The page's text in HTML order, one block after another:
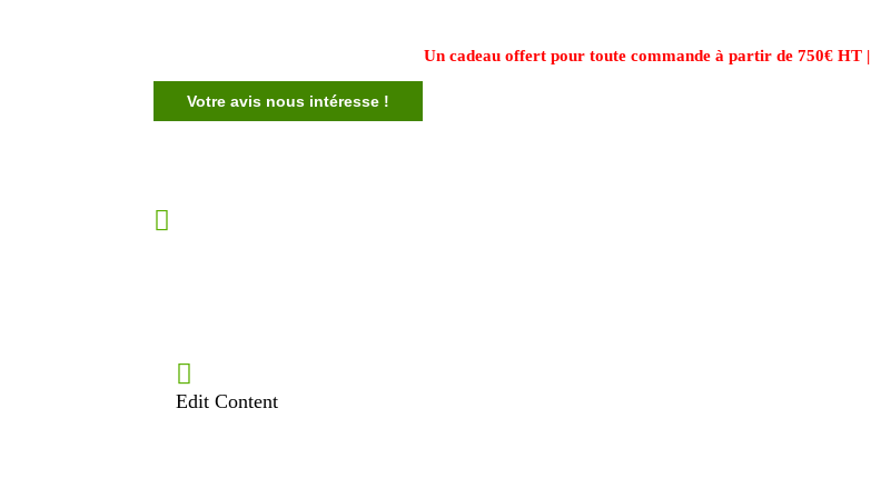
Un cadeau offert pour toute commande à partir de 750€ HT |
Votre avis nous intéresse !
Edit Content